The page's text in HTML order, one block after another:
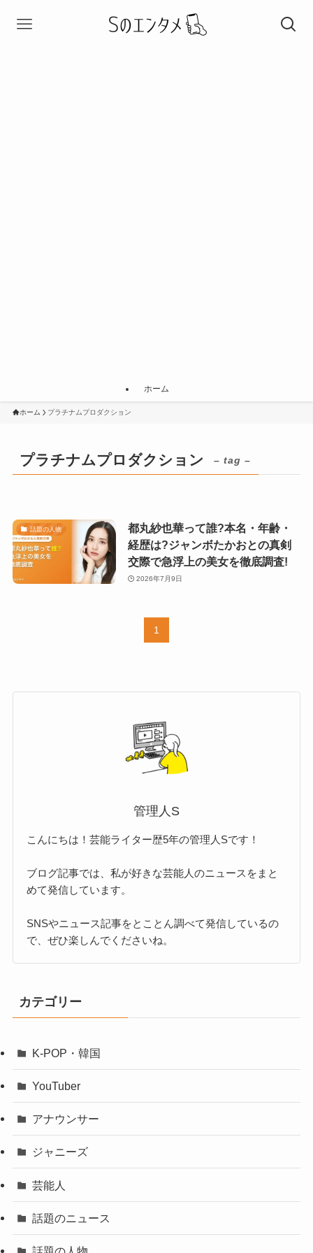
ホーム
ホーム プラチナムプロダクション
プラチナムプロダクション – tag –
話題の人物
都丸紗也華って誰?本名・年齢・
経歴は?ジャンボたかおとの真剣
交際で急浮上の美女を徹底調査!
2026年7月9日
1
管理人S
こんにちは！芸能ライター歴5年の管理人Sです！
ブログ記事では、私が好きな芸能人のニュースをまと
めて発信しています。
SNSやニュース記事をとことん調べて発信しているの
で、ぜひ楽しんでくださいね。
カテゴリー
K-POP・韓国
YouTuber
アナウンサー
ジャニーズ
芸能人
話題のニュース